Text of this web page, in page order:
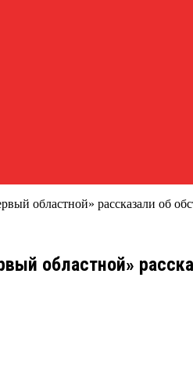
областной» рассказали об
областной»